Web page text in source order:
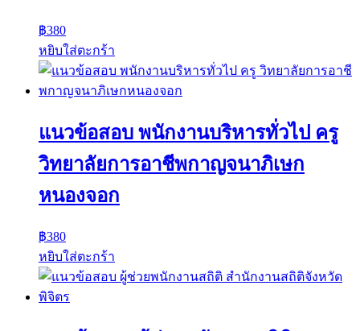
฿380
หยิบใส่ตะกร้า
แนวข้อสอบ พนักงานบริหารทั่วไป ครู
วิทยาลัยการอาชีพกาญจนาภิเษก
หนองจอก
฿380
หยิบใส่ตะกร้า